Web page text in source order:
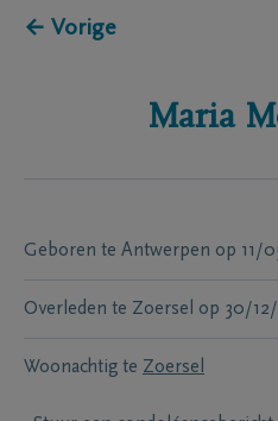
← Vorige
Maria
Geboren te Antwerpen op 11/
Overleden te Zoersel op 30/
Woonachtig te Zoersel